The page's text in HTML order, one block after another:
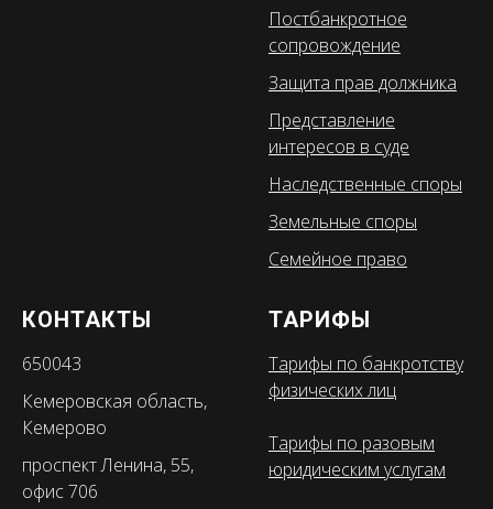
Постбанкротное
сопровождение
Защита прав должника
Представление
интересов в суде
Наследственные споры
Земельные споры
Семейное право
КОНТАКТЫ
650043
Кемеровская область,
Кемерово
проспект Ленина, 55,
офис 706
ТАРИФЫ
Тарифы по банкротству
физических лиц
Тарифы по разовым
юридическим услугам